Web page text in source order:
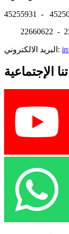
22660622 -
البريد الالكتروني:
الإجتماعية